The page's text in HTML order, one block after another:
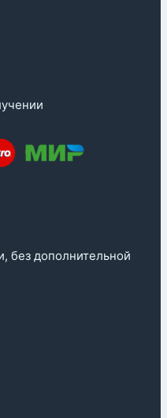
без дополнительной